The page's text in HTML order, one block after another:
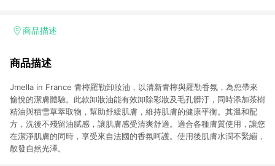
加入WOW會員告別湊免運，火箭速配、火箭跨境優質選品不限金
商品描述
商品描述
Jmella in France 青檸羅勒卸妝油，以清新青檸與羅勒香氛，為您帶來
愉悅的潔膚體驗。此款卸妝油能有效卸除彩妝及毛孔髒汙，同時添加茶樹
精油與積雪草萃取物，幫助舒緩肌膚，維持肌膚的健康平衡。其溫和配
方，洗後不殘留油膩感，讓肌膚感受清爽舒適。適合各種膚質使用，讓您
在潔淨肌膚的同時，享受來自法國的香氛呵護。使用後肌膚水潤不緊繃，
散發自然光澤。